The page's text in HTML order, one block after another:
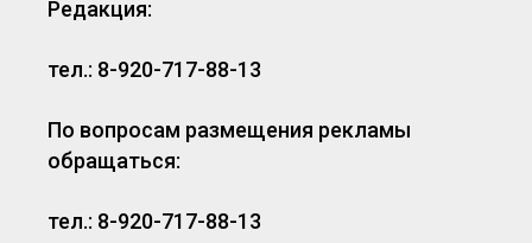
Редакция:
тел.: 8-920-717-88-13
По вопросам размещения рекламы
обращаться:
тел.: 8-920-717-88-13